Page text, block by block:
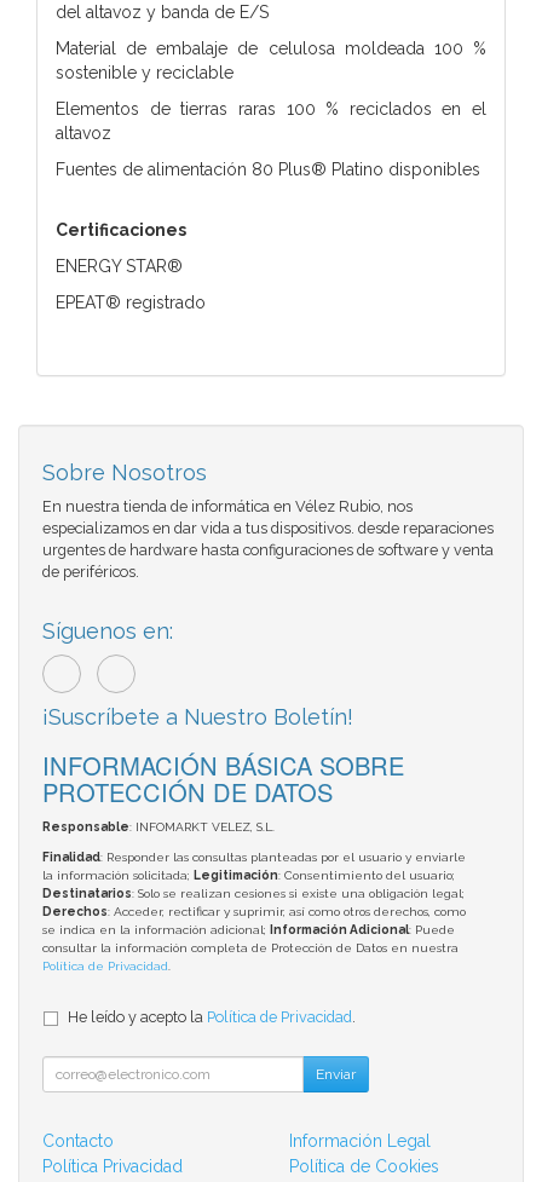
del altavoz y banda de E/S
Material de embalaje de celulosa moldeada 100 %
sostenible y reciclable
Elementos de tierras raras 100 % reciclados en el
altavoz
Fuentes de alimentación 80 Plus® Platino disponibles
Certificaciones
ENERGY STAR®
EPEAT® registrado
Sobre Nosotros
En nuestra tienda de informática en Vélez Rubio, nos
especializamos en dar vida a tus dispositivos. desde reparaciones
urgentes de hardware hasta configuraciones de software y venta
de periféricos.
Síguenos en:
¡Suscríbete a Nuestro Boletín!
INFORMACIÓN BÁSICA SOBRE
PROTECCIÓN DE DATOS
Responsable: INFOMARKT VELEZ, S.L.
Finalidad: Responder las consultas planteadas por el usuario y enviarle
la información solicitada; Legitimación: Consentimiento del usuario;
Destinatarios: Solo se realizan cesiones si existe una obligación legal;
Derechos: Acceder, rectificar y suprimir, así como otros derechos, como
se indica en la información adicional;
Información Adicional: Puede
consultar la información completa de Protección de Datos en nuestra
Política de Privacidad
He leído y acepto la Política de Privacidad
Enviar
Contacto
Información Legal
Política Privacidad
Política de Cookies